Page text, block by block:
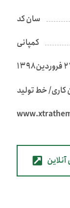
سان کد
کمپانی
۱۳۹۸
کاری/ خط تولید